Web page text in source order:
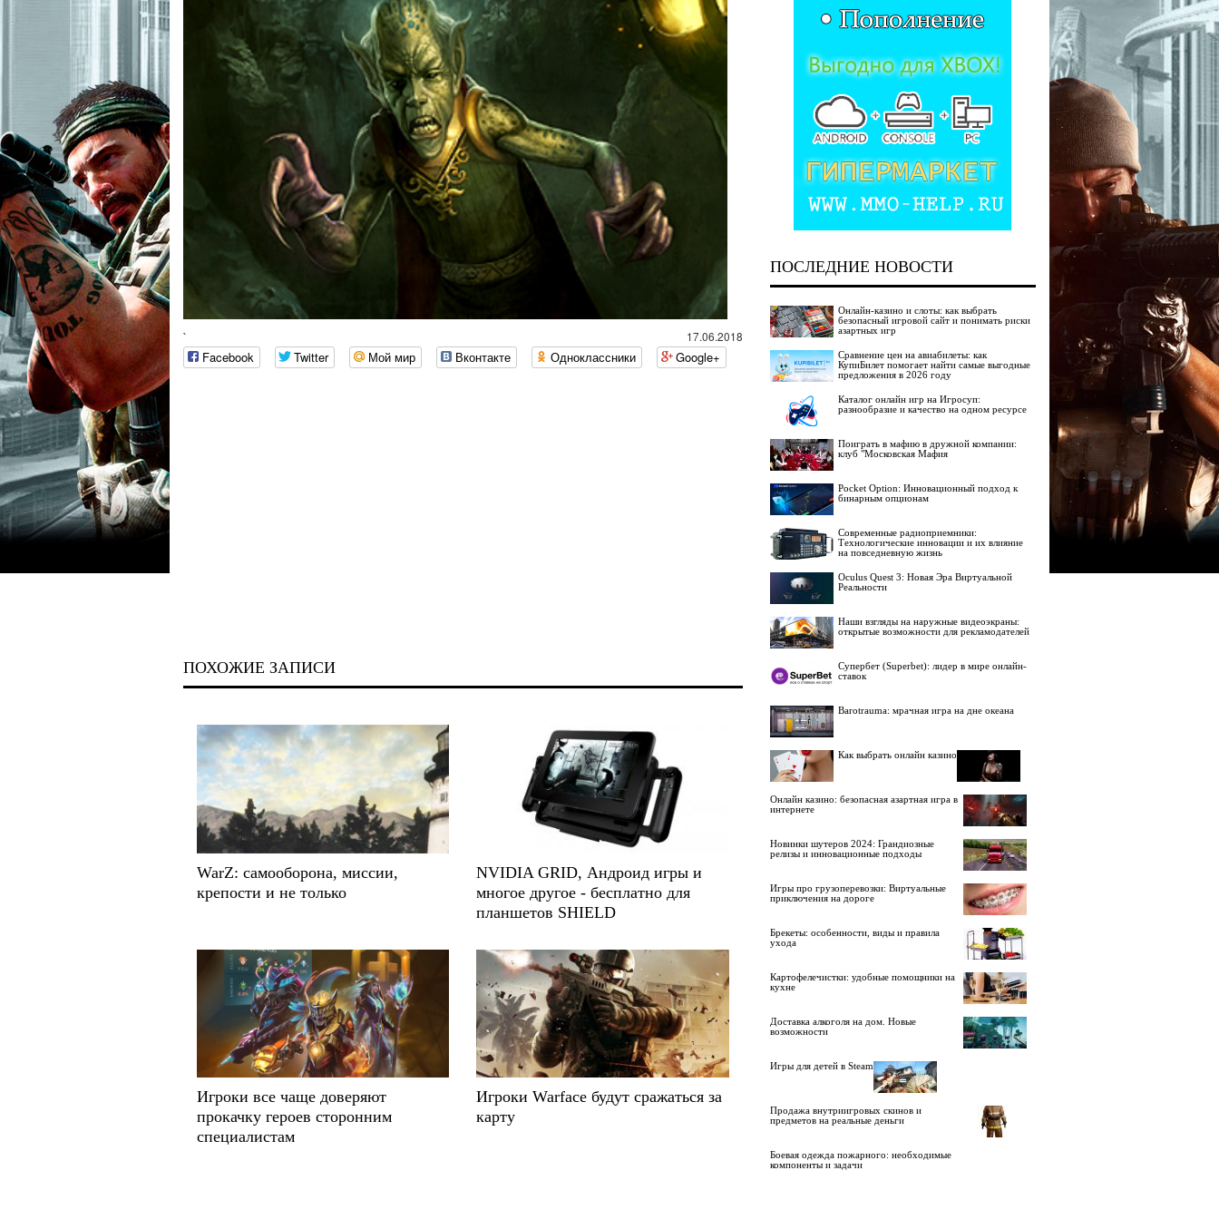
17.06.2018
`
Facebook Twitter Мой мир Вконтакте Одноклассники Google+
ПОХОЖИЕ ЗАПИСИ
WarZ: cамооборона, миссии,
крепости и не только
NVIDIA GRID, Андроид игры и
многое другое - бесплатно для
планшетов SHIELD
Игроки все чаще доверяют
прокачку героев сторонним
специалистам
Игроки Warface будут сражаться за
карту
ПОСЛЕДНИЕ НОВОСТИ
Онлайн-казино и слоты: как выбрать
безопасный игровой сайт и понимать риски
азартных игр
Сравнение цен на авиабилеты: как
КупиБилет помогает найти самые выгодные
предложения в 2026 году
Каталог онлайн игр на Игросуп:
разнообразие и качество на одном ресурсе
Поиграть в мафию в дружной компании:
клуб "Московская Мафия
Pocket Option: Инновационный подход к
бинарным опционам
Современные радиоприемники:
Технологические инновации и их влияние
на повседневную жизнь
Oculus Quest 3: Новая Эра Виртуальной
Реальности
Наши взгляды на наружные видеоэкраны:
открытые возможности для рекламодателей
Супербет (Superbet): лидер в мире онлайн-
ставок
Barotrauma: мрачная игра на дне океана
Как выбрать онлайн казино
Онлайн казино: безопасная азартная игра в
интернете
Новинки шутеров 2024: Грандиозные
релизы и инновационные подходы
Игры про грузоперевозки: Виртуальные
приключения на дороге
Брекеты: особенности, виды и правила
ухода
Картофелечистки: удобные помощники на
кухне
Доставка алкоголя на дом. Новые
возможности
Игры для детей в Steam
Продажа внутриигровых скинов и
предметов на реальные деньги
Боевая одежда пожарного: необходимые
компоненты и задачи